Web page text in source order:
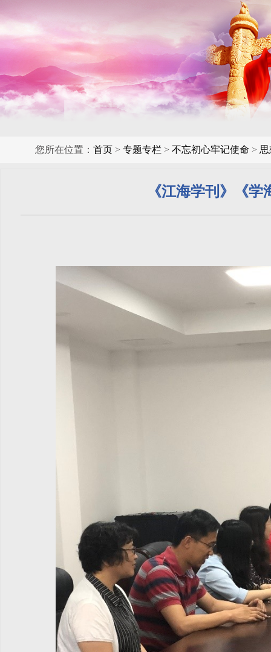
您所在位置： 首页 > 专题专栏 > 不忘初心牢记使命 >
《江海学刊》《